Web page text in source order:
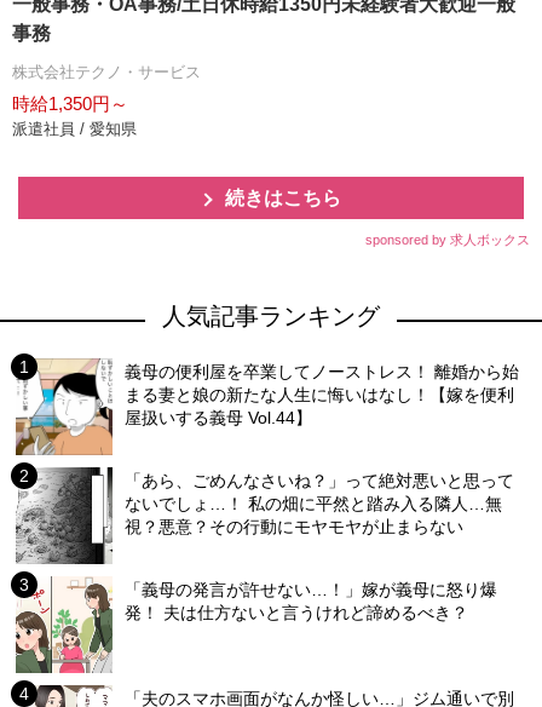
事務
株式会社テクノ・サービス
時給1,350円～
派遣社員 / 愛知県
続きはこちら
sponsored by 求人ボックス
人気記事ランキング
義母の便利屋を卒業してノーストレス！ 離婚から始
まる妻と娘の新たな人生に悔いはなし！【嫁を便利
屋扱いする義母 Vol.44】
「あら、ごめんなさいね？」って絶対悪いと思って
ないでしょ…！ 私の畑に平然と踏み入る隣人…無
視？悪意？その行動にモヤモヤが止まらない
「義母の発言が許せない…！」嫁が義母に怒り爆
発！ 夫は仕方ないと言うけれど諦めるべき？
「夫のスマホ画面がなんか怪しい…」ジム通いで別